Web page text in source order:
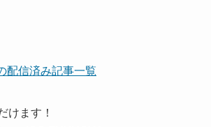
配信済み記事一覧
けます！